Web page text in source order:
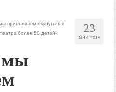
23
ЯНВ 2019
приглашаем окунуться в
более 50 детей-
мы